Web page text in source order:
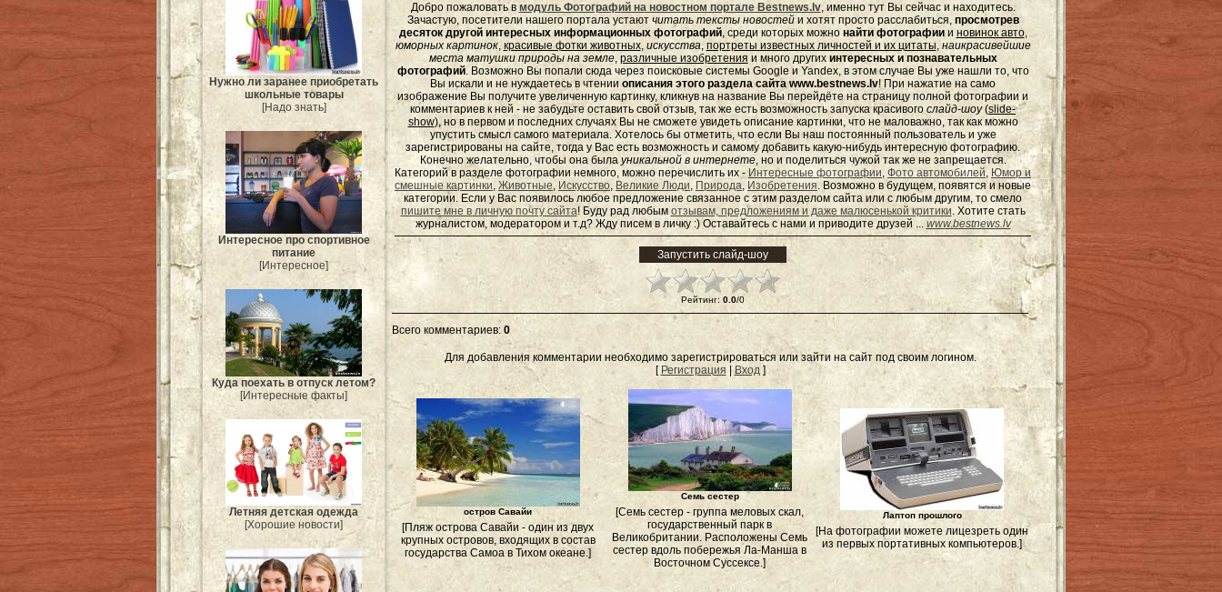
Нужно ли заранее приобретать
школьные товары
[Надо знать]
Интересное про спортивное
питание
[Интересное]
Куда поехать в отпуск летом?
[Интересные факты]
Летняя детская одежда
[Хорошие новости]
Добро пожаловать в модуль Фотографий на новостном портале Bestnews.lv, именно тут Вы сейчас и находитесь.
Зачастую, посетители нашего портала устают читать тексты новостейи хотят просто расслабиться, просмотрев
десяток другой интересных информационных фотографий, среди которых можно найти фотографиии новинок авто,
юморныхкартинок, красивые фотки животных, искусства, портреты известных личностей и их цитаты, наикрасивейшие
места матушки природы на земле, различные изобретения и много других интересных и познавательных
фотографий. Возможно Вы попали сюда через поисковые системы Google и Yandex, в этом случае Вы уже нашли то, что
Вы искали и не нуждаетесь в чтении описания этого раздела сайта www.bestnews.lv! При нажатие на само
изображение Вы получите увеличенную картинку, кликнув на название Вы перейдёте на страницу полной фотографии и
комментариев к ней - не забудьте оставить свой отзыв, так же есть возможность запуска красивого слайд-шоу(slide-
show), но в первом и последних случаях Вы не сможете увидеть описание картинки, что не маловажно, так как можно
упустить смысл самого материала. Хотелось бы отметить, что если Вы наш постоянный пользователь и уже
зарегистрированы на сайте, тогда у Вас есть возможность и самому добавить какую-нибудь интересную фотографию.
Конечно желательно, чтобы она была уникальной в интернете, но и поделиться чужой так же не запрещается.
Категорий в разделе фотографии немного, можно перечислить их - Интересные фотографии, Фото автомобилей, Юмор и
смешные картинки, Животные, Искусство, Великие Люди, Природа, Изобретения. Возможно в будущем, появятся и новые
категории. Если у Вас появилось любое предложение связанное с этим разделом сайта или с любым другим, то смело
пишите мне в личную почту сайта! Буду рад любым отзывам, предложениям и даже малюсенькой критики. Хотите стать
журналистом, модератором и т.д? Жду писем в личку:) Оставайтесь с нами и приводите друзей ... www.bestnews.lv
Рейтинг: 0.0/0
Всего комментариев: 0
Для добавления комментарии необходимо зарегистрироваться или зайти на сайт под своим логином.
[ Регистрация |Вход]
остров Савайи
[Пляж острова Савайи - один из двух
крупных островов, входящих в состав
государства Самоа в Тихом океане.]
Семь сестер
[Семь сестер - группа меловых скал,
государственный парк в
Великобритании. Расположены Семь
сестер вдоль побережья Ла-Манша в
Восточном Суссексе.]
Лаптоп прошлого
[На фотографии можете лицезреть один
из первых портативных компьютеров.]